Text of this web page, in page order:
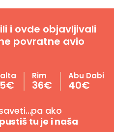
i ovde objavljivali
povratne avio
Rim
36€
Abu Dabi
40€
ako
tu je i naša